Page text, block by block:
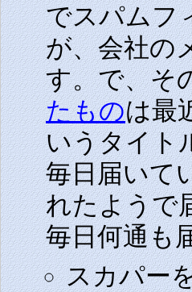
でスパムフ
が、会社の
す。で、そ
たものは最
いうタイト
毎日届いて
れたようで
毎日何通も
スカパー